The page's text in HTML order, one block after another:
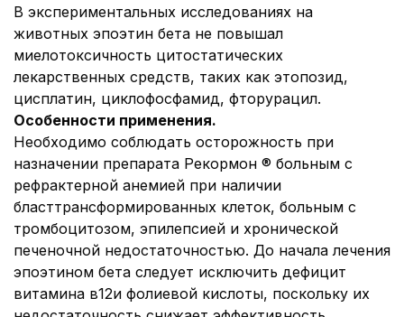
В экспериментальных исследованиях на
животных эпоэтин бета не повышал
миелотоксичность цитостатических
лекарственных средств, таких как этопозид,
цисплатин, циклофосфамид, фторурацил.
Особенности применения.
Необходимо соблюдать осторожность при
назначении препарата Рекормон ® больным с
рефрактерной анемией при наличии
бласттрансформированных клеток, больным с
тромбоцитозом, эпилепсией и хронической
печеночной недостаточностью. До начала лечения
эпоэтином бета следует исключить дефицит
витамина в12и фолиевой кислоты, поскольку их